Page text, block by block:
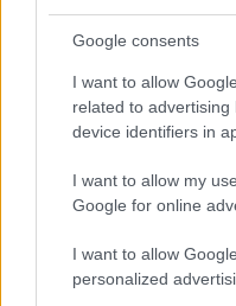
Google consents
I want to allow
related to
device identifiers in
I want to allow my
Google for online
I want to allow
personalized